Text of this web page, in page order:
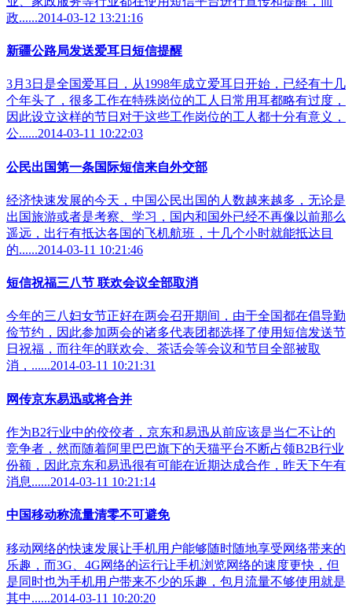
政......2014-03-12 13:21:16
新疆公路局发送爱耳日短信提醒
3月3日是全国爱耳日，从1998年成立爱耳日开始，已经有十几
个年头了，很多工作在特殊岗位的工人日常用耳都略有过度，
因此设立这样的节日对于这些工作岗位的工人都十分有意义，
公......2014-03-11 10:22:03
公民出国第一条国际短信来自外交部
经济快速发展的今天，中国公民出国的人数越来越多，无论是
出国旅游或者是考察、学习，国内和国外已经不再像以前那么
遥远，出行有抵达各国的飞机航班，十几个小时就能抵达目
的......2014-03-11 10:21:46
短信祝福三八节 联欢会议全部取消
今年的三八妇女节正好在两会召开期间，由于全国都在倡导勤
俭节约，因此参加两会的诸多代表团都选择了使用短信发送节
日祝福，而往年的联欢会、茶话会等会议和节目全部被取
消，......2014-03-11 10:21:31
网传京东易迅或将合并
作为B2行业中的佼佼者，京东和易迅从前应该是当仁不让的
竞争者，然而随着阿里巴巴旗下的天猫平台不断占领B2B行业
份额，因此京东和易迅很有可能在近期达成合作，昨天下午有
消息......2014-03-11 10:21:14
中国移动称流量清零不可避免
移动网络的快速发展让手机用户能够随时随地享受网络带来的
乐趣，而3G、4G网络的运行让手机浏览网络的速度更快，但
是同时也为手机用户带来不少的乐趣，包月流量不够使用就是
其中......2014-03-11 10:20:20